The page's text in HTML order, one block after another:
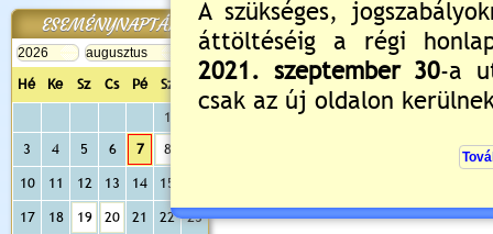
ESEMÉNYNAPTÁR
Hé Ke Sz Cs Pé Sz
Va
1
3
4 5 6 7 8
10 11 12 13 14 15
17 18 19 20 21 22
23